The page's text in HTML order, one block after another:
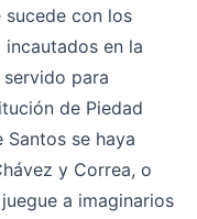
sucede con los
en la
para
de Piedad
se haya
y Correa, o
a imaginarios